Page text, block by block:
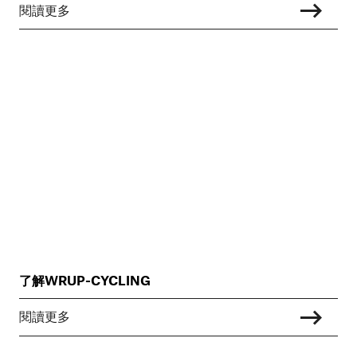
閱讀更多
了解WRUP-CYCLING
閱讀更多